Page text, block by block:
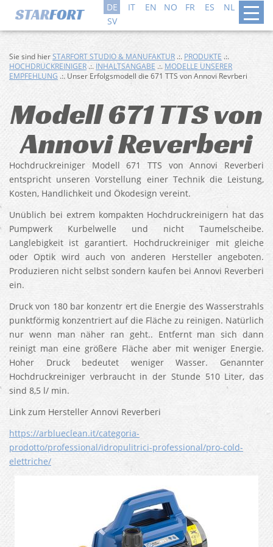
DE IT EN NO FR ES NL
DA
SV
Sie sind hierSTARFORT STUDIO & MANUFAKTUR .:. PRODUKTE .:.
HOCHDRUCKREINIGER .:. INHALTSANGABE .:. MODELLE UNSERER
EMPFEHLUNG .:. Unser Erfolgsmodell die 671 TTS von Annovi Revrberi
Modell 671 TTS von
Annovi Reverberi
Hochdruckreiniger Modell 671 TTS von Annovi Reverberi
entspricht unseren Vorstellung einer Technik die Leistung,
Kosten, Handlichkeit und Ökodesign vereint.
Unüblich bei extrem kompakten Hochdruckreinigern hat das
Pumpwerk Kurbelwelle und nicht Taumelscheibe.
Langlebigkeit ist garantiert. Hochdruckreiniger mit gleiche
oder Optik wird auch von anderen Hersteller angeboten.
Produzieren nicht selbst sondern kaufen bei Annovi Reverberi
ein.
Druck von 180 bar konzentr ert die Energie des Wasserstrahls
punktförmig konzentriert auf die Fläche zu reinigen. Natürlich
nur wenn man näher ran geht.. Entfernt man sich dann
reinigt man eine größere Fläche aber mit weniger Energie.
Hoher Druck bedeutet weniger Wasser. Genannter
Hochdruckreiniger verbraucht in der Stunde 510 Liter, das
sind 8,5 l/ min.
Link zum Hersteller Annovi Reverberi
https://arblueclean.it/categoria-
prodotto/professional/idropulitrici-professional/pro-cold-
elettriche/